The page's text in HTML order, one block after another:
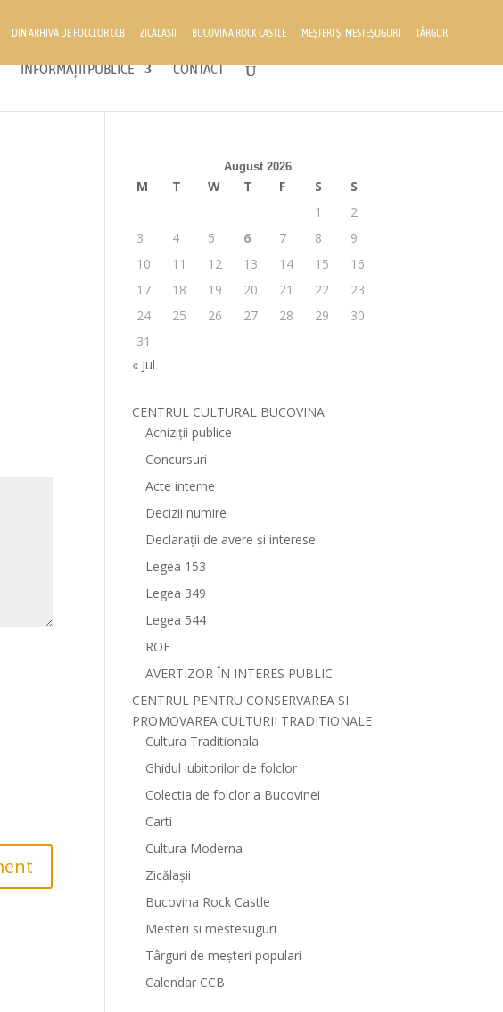
DIN ARHIVA DE FOLCLOR CCB ZICALAȘII BUCOVINA ROCK CASTLE MEȘTERI ȘI MEȘTEȘUGURI
TÂRGURI
INFORMAȚII PUBLICE CONTACT
August 2026
M T W T F S
S
1
2
3
4 5 6 7 8
9
10
11 12 13 14 15
16
17
18 19 20 21 22
23
24
25 26 27 28 29
30
31
« Jul
CENTRUL CULTURAL BUCOVINA
Achiziții publice
Concursuri
Acte interne
Decizii numire
Declarații de avere și interese
Legea 153
Legea 349
Legea 544
ROF
AVERTIZOR ÎN INTERES PUBLIC
CENTRUL PENTRU CONSERVAREA SI
PROMOVAREA CULTURII TRADITIONALE
Cultura Traditionala
Ghidul iubitorilor de folclor
Colectia de folclor a Bucovinei
Carti
Cultura Moderna
Zicălașii
Bucovina Rock Castle
Mesteri si mestesuguri
Târguri de meșteri populari
Calendar CCB